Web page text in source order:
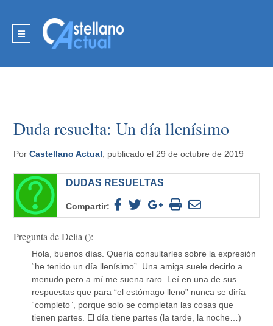
Duda resuelta: Un día llenísimo
PorCastellano Actual , publicado el 29 de octubre de 2019
DUDAS RESUELTAS
Compartir:
Pregunta de Delia ():
Hola, buenos días. Quería consultarles sobre la expresión
“he tenido un día llenísimo”. Una amiga suele decirlo a
menudo pero a mí me suena raro. Leí en una de sus
respuestas que para “el estómago lleno” nunca se diría
“completo”, porque solo se completan las cosas que
tienen partes. El día tiene partes (la tarde, la noche…)